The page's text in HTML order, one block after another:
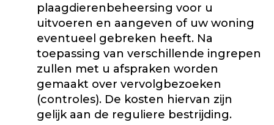
plaagdierenbeheersing voor u
uitvoeren en aangeven of uw woning
eventueel gebreken heeft. Na
toepassing van verschillende ingrepen
zullen met u afspraken worden
gemaakt over vervolgbezoeken
(controles). De kosten hiervan zijn
gelijk aan de reguliere bestrijding.